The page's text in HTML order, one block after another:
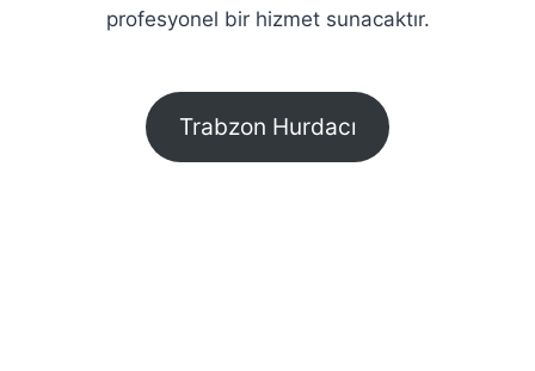
profesyonel bir hizmet sunacaktır.
Trabzon Hurdacı